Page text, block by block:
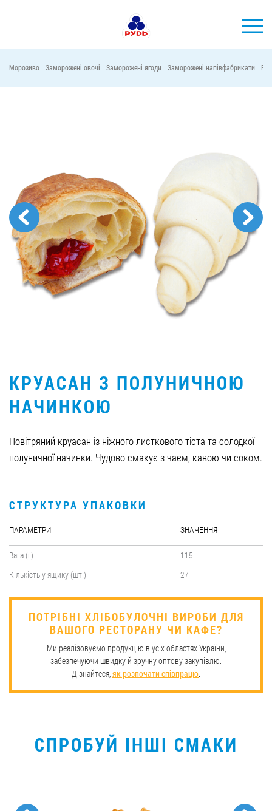
ПРЕС-ЦЕНТР
ХОРЕКА
Тендерні закупівлі
Контакти
СТАТИ ПАРТНЕРОМ
0412 48 28 17
Морозиво Заморожені овочі Заморожені ягоди Заморожені напівфабрикати
КРУАСАН З ПОЛУНИЧНОЮ
НАЧИНКОЮ
Повітряний круасан із ніжного листкового тіста та солодкої
полуничної начинки. Чудово смакує з чаєм, кавою чи соком.
СТРУКТУРА УПАКОВКИ
ПАРАМЕТРИ ЗНАЧЕННЯ
Вага (г)
115
Кількість у ящику (шт.)
27
​ПОТРІБНІ ХЛІБОБУЛОЧНІ ВИРОБИ ДЛЯ
ВАШОГО РЕСТОРАНУ ЧИ КАФЕ?
Ми реалізовуємо продукцію в усіх областях України,
забезпечуючи швидку й зручну оптову закупівлю.
Дізнайтеся, як розпочати співпрацю.
СПРОБУЙ ІНШІ СМАКИ